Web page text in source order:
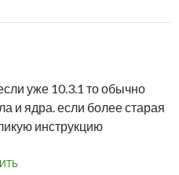
уже 10.3.1 то обычно
и ядра. если более старая
инструкцию